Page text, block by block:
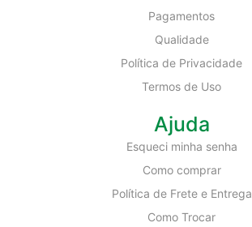
Pagamentos
Qualidade
Política de Privacidade
Termos de Uso
Ajuda
Esqueci minha senha
Como comprar
Política de Frete e Entrega
Como Trocar